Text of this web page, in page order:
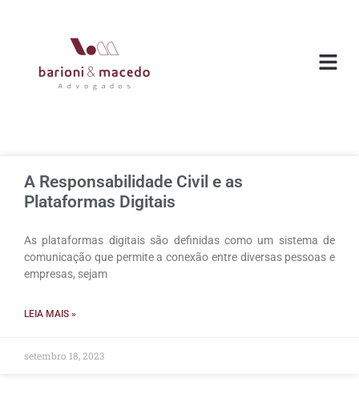
A Responsabilidade Civil e as
Plataformas Digitais
As plataformas digitais são definidas como um sistema de
comunicação que permite a conexão entre diversas pessoas e
empresas, sejam
LEIA MAIS »
setembro 18, 2023